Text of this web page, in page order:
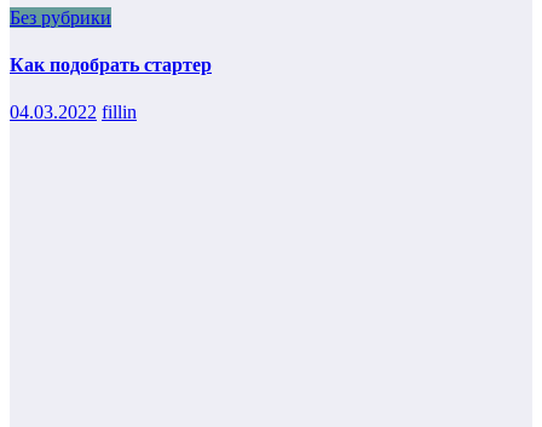
Без рубрики
Как подобрать стартер
04.03.2022 fillin